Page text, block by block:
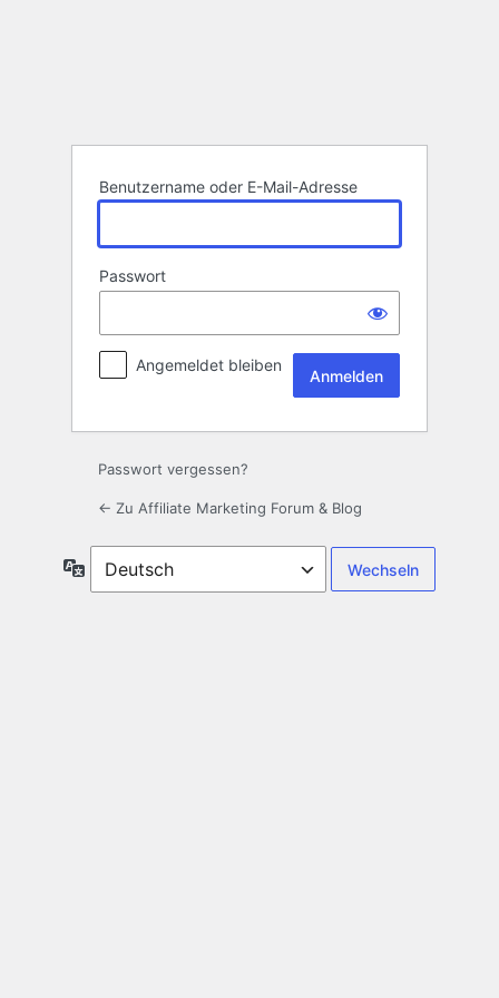
Benutzername oder E-Mail-Adresse
Passwort
Angemeldet bleiben
Passwort vergessen?
← Zu Affiliate Marketing Forum & Blog
Sprache